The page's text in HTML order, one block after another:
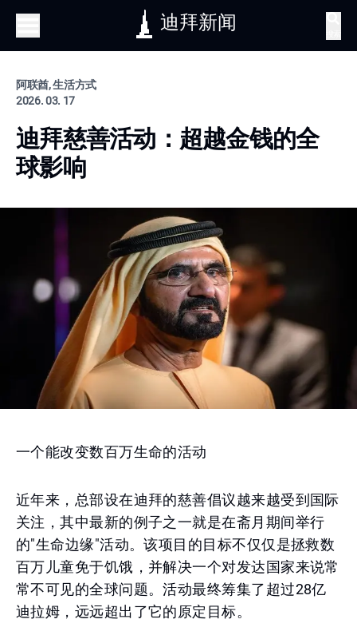
迪拜新闻
阿联酋, 生活方式
2026. 03. 17
迪拜慈善活动：超越金钱的全
球影响
一个能改变数百万生命的活动
近年来，总部设在迪拜的慈善倡议越来越受到国际
关注，其中最新的例子之一就是在斋月期间举行
的"生命边缘"活动。该项目的目标不仅仅是拯救数
百万儿童免于饥饿，并解决一个对发达国家来说常
常不可见的全球问题。活动最终筹集了超过28亿
迪拉姆，远远超出了它的原定目标。